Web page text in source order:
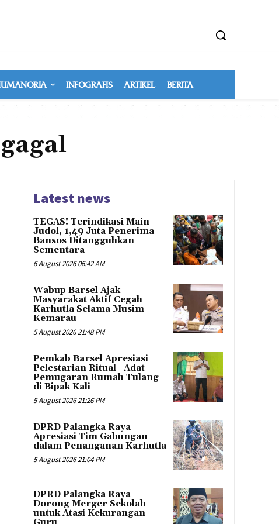
INFOGRAFIS ARTIKEL BERITA
Latest news
TEGAS! Terindikasi Main
Judol, 1,49 Juta Penerima
Bansos Ditangguhkan
Sementara
6 August 2026 06:42 AM
Wabup Barsel Ajak
Masyarakat Aktif Cegah
Karhutla Selama Musim
Kemarau
5 August 2026 21:48 PM
Pemkab Barsel Apresiasi
Pelestarian Ritual Adat
Pemugaran Rumah Tulang
di Bipak Kali
5 August 2026 21:26 PM
DPRD Palangka Raya
Apresiasi Tim Gabungan
dalam Penanganan Karhutla
5 August 2026 21:04 PM
DPRD Palangka Raya
Dorong Merger Sekolah
untuk Atasi Kekurangan